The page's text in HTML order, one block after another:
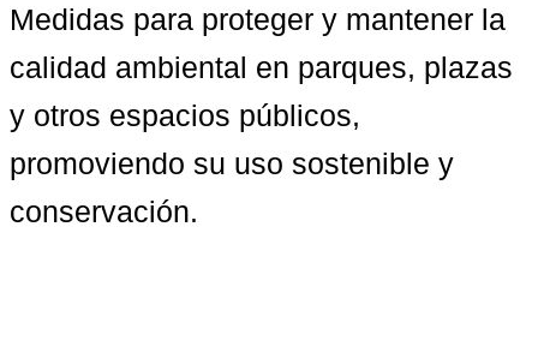
Medidas para proteger y mantener la
calidad ambiental en parques, plazas
y otros espacios públicos,
promoviendo su uso sostenible y
conservación.